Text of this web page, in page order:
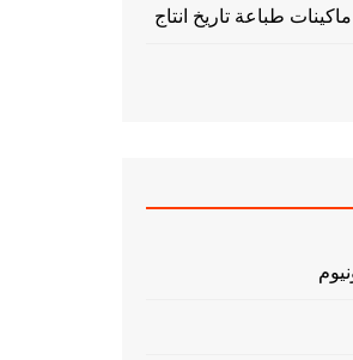
طباعة تاريخ انتاج